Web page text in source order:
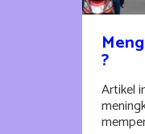
?
Artikel